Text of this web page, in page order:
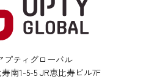
プティグローバル
南1-5-5 JR恵比寿ビル7F